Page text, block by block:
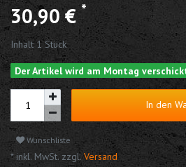
30,90 € *
Inhalt1Stück
Der Artikel wird am Montag
In den
Wunschliste
* inkl. MwSt. zzgl.Versand